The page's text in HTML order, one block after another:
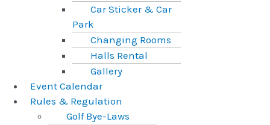
Car Sticker & Car
Park
Changing Rooms
Halls Rental
Gallery
Event Calendar
Rules & Regulation
Golf Bye-Laws